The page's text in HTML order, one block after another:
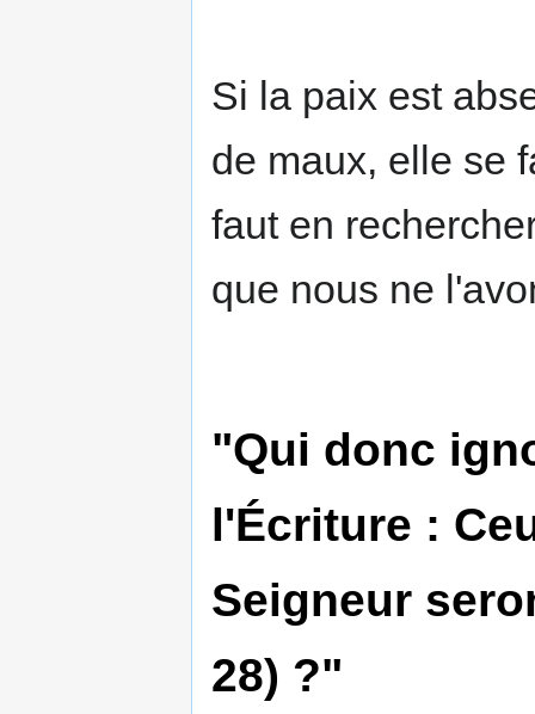
Si la paix est
de maux, elle se
faut en
que nous ne
"Qui donc
l'Écriture :
Seigneur
28) ?"